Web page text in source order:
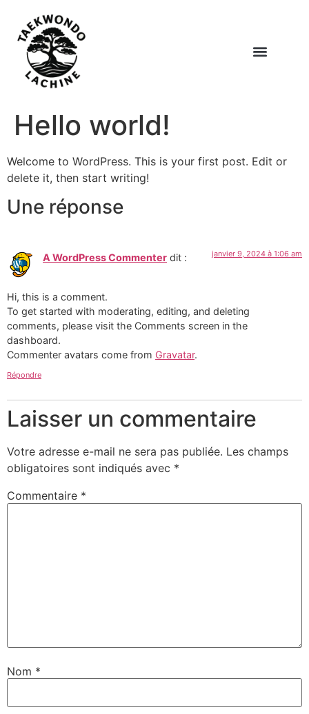
Hello world!
Welcome to WordPress. This is your first post. Edit or
delete it, then start writing!
Une réponse
A WordPress Commenter dit : janvier 9, 2024 à 1:06 am
Hi, this is a comment.
To get started with moderating, editing, and deleting
comments, please visit the Comments screen in the
dashboard.
Commenter avatars come from Gravatar.
Répondre
Laisser un commentaire
Votre adresse e-mail ne sera pas publiée. Les champs
obligatoires sont indiqués avec *
Commentaire *
Nom *